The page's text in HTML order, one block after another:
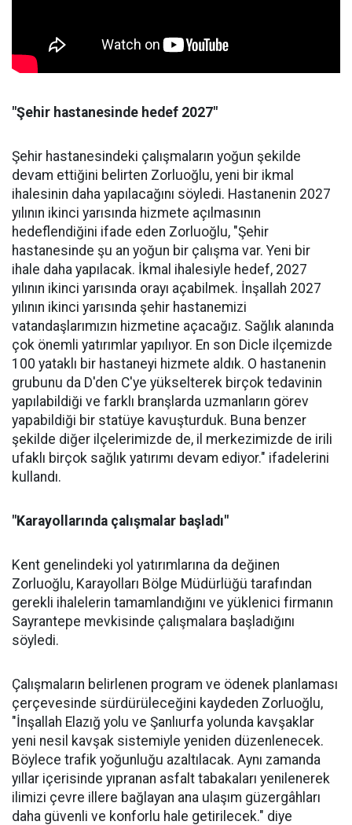
"Şehir hastanesinde hedef 2027"
Şehir hastanesindeki çalışmaların yoğun şekilde
devam ettiğini belirten Zorluoğlu, yeni bir ikmal
ihalesinin daha yapılacağını söyledi. Hastanenin 2027
yılının ikinci yarısında hizmete açılmasının
hedeflendiğini ifade eden Zorluoğlu, "Şehir
hastanesinde şu an yoğun bir çalışma var. Yeni bir
ihale daha yapılacak. İkmal ihalesiyle hedef, 2027
yılının ikinci yarısında orayı açabilmek. İnşallah 2027
yılının ikinci yarısında şehir hastanemizi
vatandaşlarımızın hizmetine açacağız. Sağlık alanında
çok önemli yatırımlar yapılıyor. En son Dicle ilçemizde
100 yataklı bir hastaneyi hizmete aldık. O hastanenin
grubunu da D'den C'ye yükselterek birçok tedavinin
yapılabildiği ve farklı branşlarda uzmanların görev
yapabildiği bir statüye kavuşturduk. Buna benzer
şekilde diğer ilçelerimizde de, il merkezimizde de irili
ufaklı birçok sağlık yatırımı devam ediyor." ifadelerini
kullandı.
"Karayollarında çalışmalar başladı"
Kent genelindeki yol yatırımlarına da değinen
Zorluoğlu, Karayolları Bölge Müdürlüğü tarafından
gerekli ihalelerin tamamlandığını ve yüklenici firmanın
Sayrantepe mevkisinde çalışmalara başladığını
söyledi.
Çalışmaların belirlenen program ve ödenek planlaması
çerçevesinde sürdürüleceğini kaydeden Zorluoğlu,
"İnşallah Elazığ yolu ve Şanlıurfa yolunda kavşaklar
yeni nesil kavşak sistemiyle yeniden düzenlenecek.
Böylece trafik yoğunluğu azaltılacak. Aynı zamanda
yıllar içerisinde yıpranan asfalt tabakaları yenilenerek
ilimizi çevre illere bağlayan ana ulaşım güzergâhları
daha güvenli ve konforlu hale getirilecek." diye